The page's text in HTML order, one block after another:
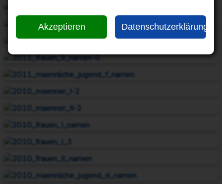
Akzeptieren Datenschutzerklärung